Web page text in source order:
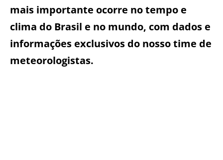
mais importante ocorre no tempo e
clima do Brasil e no mundo, com dados e
informações exclusivos do nosso time de
meteorologistas.